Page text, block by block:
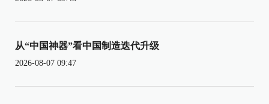
从“中国神器”看中国制造迭代升级
2026-08-07 09:47